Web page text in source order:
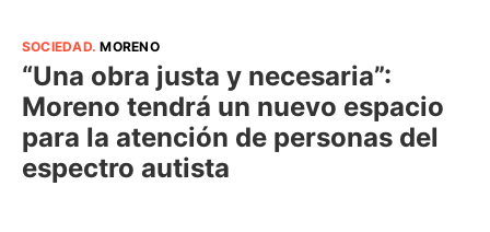
SOCIEDAD.MORENO
“Una obra justa y necesaria”:
Moreno tendrá un nuevo espacio
para la atención de personas del
espectro autista